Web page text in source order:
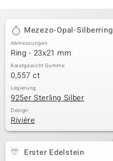
Mezezo-Opal-Silberring
Abmessungen
Ring - 23x21 mm
Karatgewicht Summe
0,557 ct
Legierung
925er Sterling Silber
Design
Rivière
Erster Edelstein